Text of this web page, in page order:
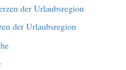
der Urlaubsregion